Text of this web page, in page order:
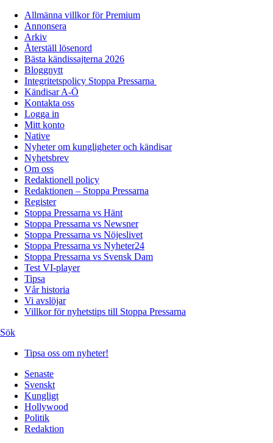
Allmänna villkor för Premium
Annonsera
Arkiv
Återställ lösenord
Bästa kändissajterna 2026
Bloggnytt
Integritetspolicy Stoppa Pressarna
Kändisar A-Ö
Kontakta oss
Logga in
Mitt konto
Native
Nyheter om kungligheter och kändisar
Nyhetsbrev
Om oss
Redaktionell policy
Redaktionen – Stoppa Pressarna
Register
Stoppa Pressarna vs Hänt
Stoppa Pressarna vs Newsner
Stoppa Pressarna vs Nöjeslivet
Stoppa Pressarna vs Nyheter24
Stoppa Pressarna vs Svensk Dam
Test VI-player
Tipsa
Vår historia
Vi avslöjar
Villkor för nyhetstips till Stoppa Pressarna
Sök
Tipsa oss om nyheter!
Senaste
Svenskt
Kungligt
Hollywood
Politik
Redaktion